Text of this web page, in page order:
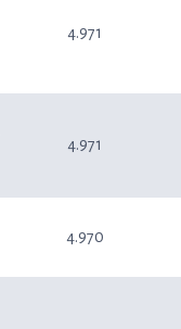
4.971
4.971
4.970